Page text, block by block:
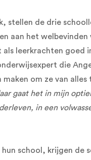
stellen de drie
aan het welbevinden
leerkrachten goed
die
maken om ze van
gaat het in mijn
in een
school, krijgen de